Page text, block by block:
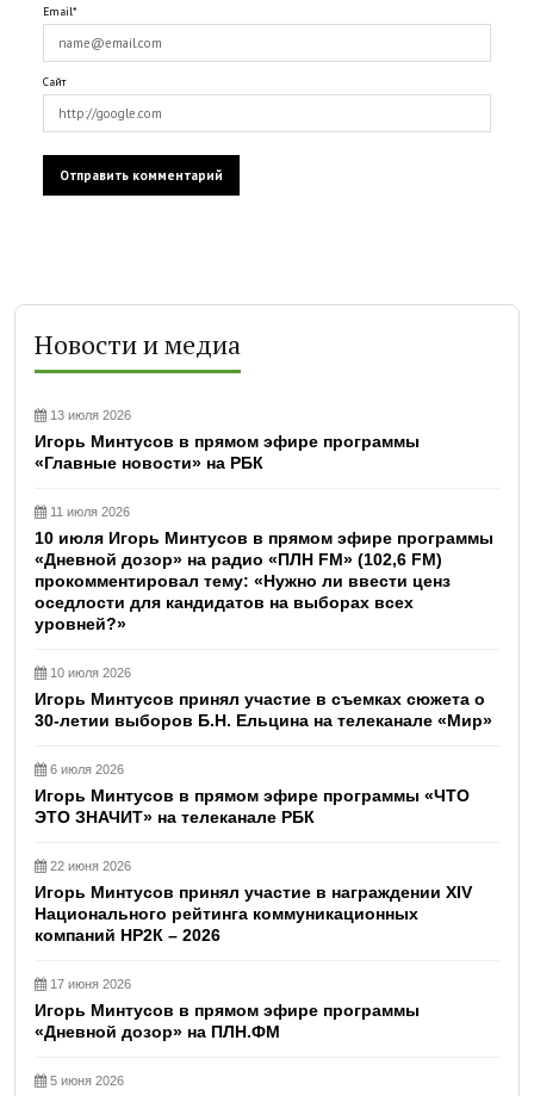
Email*
Сайт
Новости и медиа
13 июля 2026
Игорь Минтусов в прямом эфире программы
«Главные новости» на РБК
11 июля 2026
10 июля Игорь Минтусов в прямом эфире программы
«Дневной дозор» на радио «ПЛН FM» (102,6 FM)
прокомментировал тему: «Нужно ли ввести ценз
оседлости для кандидатов на выборах всех
уровней?»
10 июля 2026
Игорь Минтусов принял участие в съемках сюжета о
30-летии выборов Б.Н. Ельцина на телеканале «Мир»
6 июля 2026
Игорь Минтусов в прямом эфире программы «ЧТО
ЭТО ЗНАЧИТ» на телеканале РБК
22 июня 2026
Игорь Минтусов принял участие в награждении XIV
Национального рейтинга коммуникационных
компаний НР2К – 2026
17 июня 2026
Игорь Минтусов в прямом эфире программы
«Дневной дозор» на ПЛН.ФМ
5 июня 2026